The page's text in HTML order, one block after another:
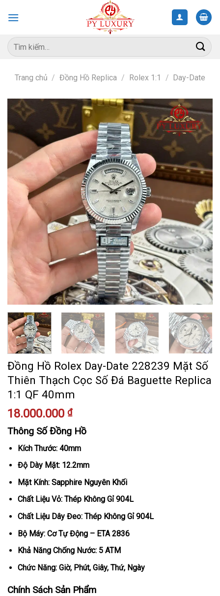
Tìm
kiếm:
Trang chủ / Đồng Hồ Replica / Rolex 1:1 / Day-Date
Đồng Hồ Rolex Day-Date 228239 Mặt Số
Thiên Thạch Cọc Số Đá Baguette Replica
1:1 QF 40mm
18.000.000 ₫
Thông Số Đồng Hồ
Kích Thước: 40mm
Độ Dày Mặt: 12.2mm
Mặt Kính: Sapphire Nguyên Khối
Chất Liệu Vỏ: Thép Không Gỉ 904L
Chất Liệu Dây Đeo: Thép Không Gỉ 904L
Bộ Máy: Cơ Tự Động – ETA 2836
Khả Năng Chống Nước: 5 ATM
Chức Năng: Giờ, Phút, Giây, Thứ, Ngày
Chính Sách Sản Phẩm